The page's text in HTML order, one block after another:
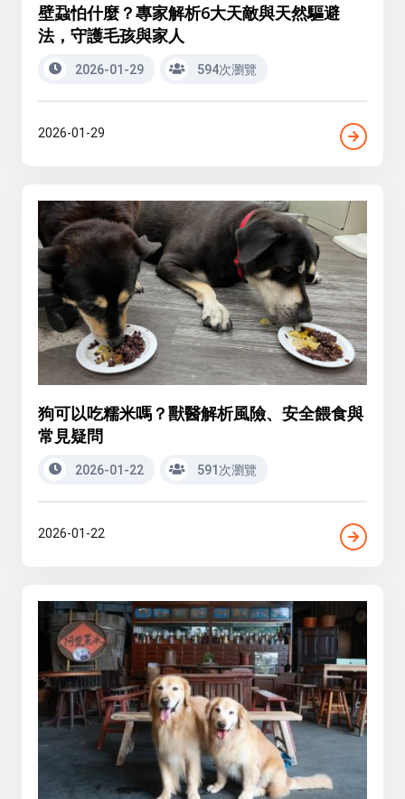
壁蝨怕什麼？專家解析6大天敵與天然驅避
法，守護毛孩與家人
2026-01-29 594次瀏覽
2026-01-29
狗可以吃糯米嗎？獸醫解析風險、安全餵食與
常見疑問
2026-01-22 591次瀏覽
2026-01-22